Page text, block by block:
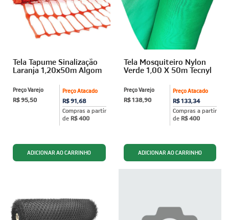
Tela Tapume Sinalização
Laranja 1,20x50m Algom
Preço Atacado
R$ 91,68
Compras a partir
de R$ 400
Preço Varejo
R$ 95,50
Tela Mosquiteiro Nylon
Verde 1,00 X 50m Tecnyl
Preço Atacado
R$ 133,34
Compras a partir
de R$ 400
Preço Varejo
R$ 138,90